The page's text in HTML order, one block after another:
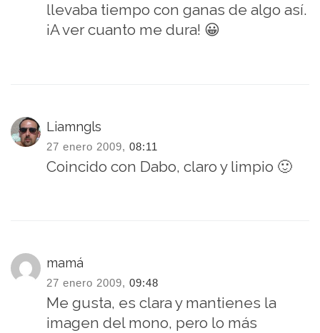
llevaba tiempo con ganas de algo así.
¡A ver cuanto me dura! 😀
Liamngls
27 enero 2009, 08:11
Coincido con Dabo, claro y limpio 🙂
mamá
27 enero 2009, 09:48
Me gusta, es clara y mantienes la
imagen del mono, pero lo más